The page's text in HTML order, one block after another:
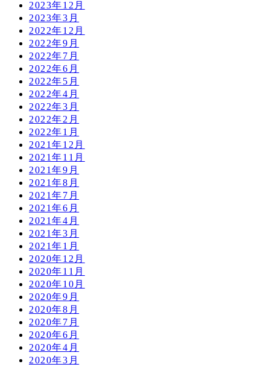
2023年12月
2023年3月
2022年12月
2022年9月
2022年7月
2022年6月
2022年5月
2022年4月
2022年3月
2022年2月
2022年1月
2021年12月
2021年11月
2021年9月
2021年8月
2021年7月
2021年6月
2021年4月
2021年3月
2021年1月
2020年12月
2020年11月
2020年10月
2020年9月
2020年8月
2020年7月
2020年6月
2020年4月
2020年3月